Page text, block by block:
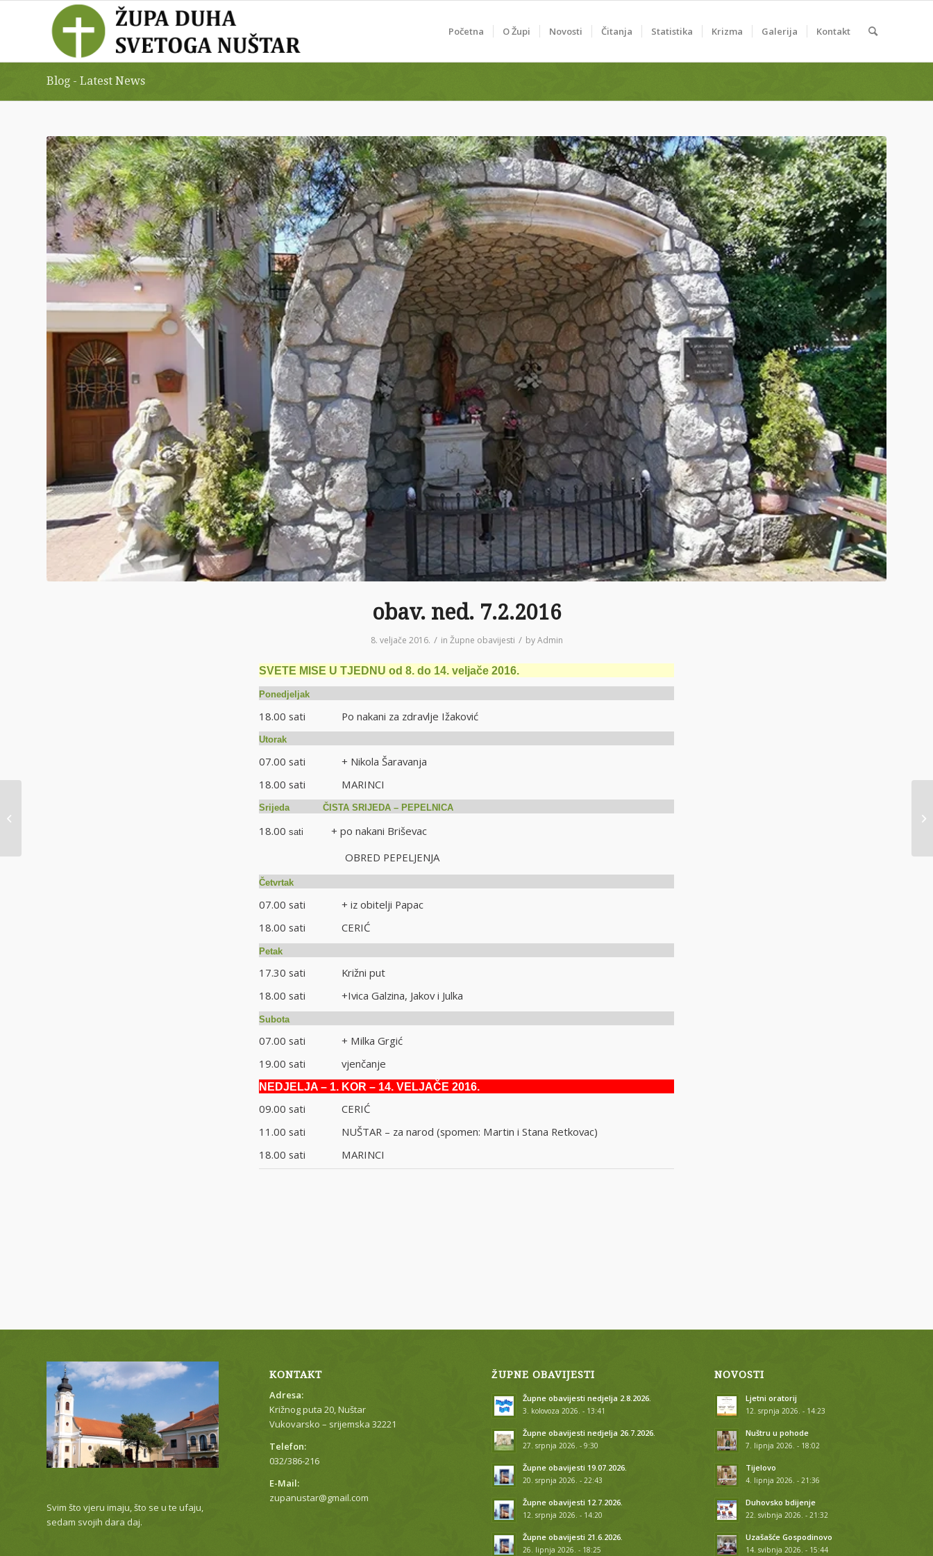
Početna O Župi Novosti Čitanja Statistika Krizma Galerija Kontakt
Blog - Latest News
obav. ned. 7.2.2016
8. veljače 2016. / in Župne obavijesti / byAdmin
SVETE MISE U TJEDNU od 8. do 14. veljače 2016.
Ponedjeljak
18.00 sati Po nakani za zdravlje Ižaković
Utorak
07.00 sati + Nikola Šaravanja
18.00 sati MARINCI
Srijeda ČISTA SRIJEDA – PEPELNICA
18.00 sati
+ po nakani Briševac
OBRED PEPELJENJA
Četvrtak
07.00 sati + iz obitelji Papac
18.00 sati CERIĆ
Petak
17.30 sati Križni put
18.00 sati +Ivica Galzina, Jakov i Julka
Subota
07.00 sati + Milka Grgić
19.00 sati vjenčanje
NEDJELJA – 1. KOR – 14. VELJAČE 2016.
09.00 sati CERIĆ
11.00 sati NUŠTAR – za narod (spomen: Martin i Stana Retkovac)
18.00 sati MARINCI
Svim što vjeru imaju, što se u te ufaju,
sedam svojih dara daj.
KONTAKT
Adresa:
Križnog puta 20, Nuštar
Vukovarsko – srijemska 32221
Telefon:
032/386-216
E-Mail:
zupanustar@gmail.com
ŽUPNE OBAVIJESTI
Župne obavijesti nedjelja 2.8.2026.
3. kolovoza 2026. - 13:41
Župne obavijesti nedjelja 26.7.2026.
27. srpnja 2026. - 9:30
Župne obavijesti 19.07.2026.
20. srpnja 2026. - 22:43
Župne obavijesti 12.7.2026.
12. srpnja 2026. - 14:20
Župne obavijesti 21.6.2026.
26. lipnja 2026. - 18:25
NOVOSTI
Ljetni oratorij
12. srpnja 2026. - 14:23
Nuštru u pohode
7. lipnja 2026. - 18:02
Tijelovo
4. lipnja 2026. - 21:36
Duhovsko bdijenje
22. svibnja 2026. - 21:32
Uzašašće Gospodinovo
14. svibnja 2026. - 15:44